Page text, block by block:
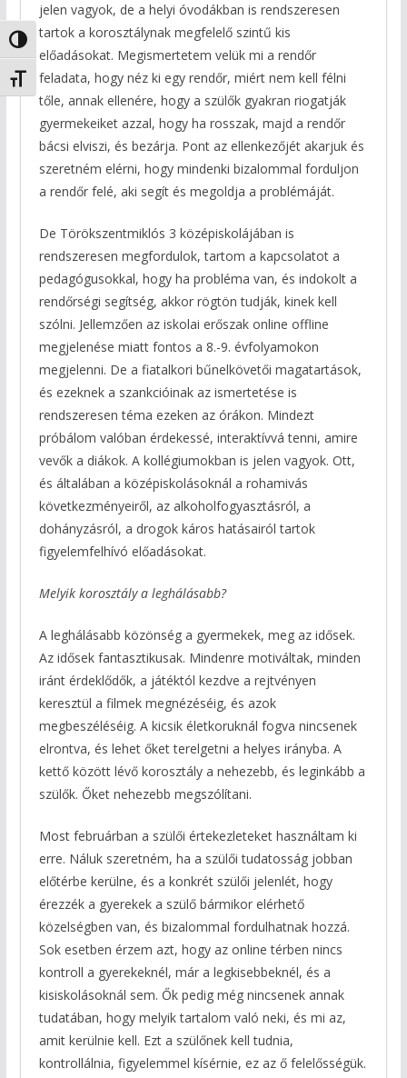
Nagy kontraszt váltása
Betűméret váltása
jelen vagyok, de a helyi óvodákban is rendszeresen
tartok a korosztálynak megfelelő szintű kis
előadásokat. Megismertetem velük mi a rendőr
feladata, hogy néz ki egy rendőr, miért nem kell félni
tőle, annak ellenére, hogy a szülők gyakran riogatják
gyermekeiket azzal, hogy ha rosszak, majd a rendőr
bácsi elviszi, és bezárja. Pont az ellenkezőjét akarjuk és
szeretném elérni, hogy mindenki bizalommal forduljon
a rendőr felé, aki segít és megoldja a problémáját.
De Törökszentmiklós 3 középiskolájában is
rendszeresen megfordulok, tartom a kapcsolatot a
pedagógusokkal, hogy ha probléma van, és indokolt a
rendőrségi segítség, akkor rögtön tudják, kinek kell
szólni. Jellemzően az iskolai erőszak online offline
megjelenése miatt fontos a 8.-9. évfolyamokon
megjelenni. De a fiatalkori bűnelkövetői magatartások,
és ezeknek a szankcióinak az ismertetése is
rendszeresen téma ezeken az órákon. Mindezt
próbálom valóban érdekessé, interaktívvá tenni, amire
vevők a diákok. A kollégiumokban is jelen vagyok. Ott,
és általában a középiskolásoknál a rohamivás
következményeiről, az alkoholfogyasztásról, a
dohányzásról, a drogok káros hatásairól tartok
figyelemfelhívó előadásokat.
Melyik korosztály a leghálásabb?
A leghálásabb közönség a gyermekek, meg az idősek.
Az idősek fantasztikusak. Mindenre motiváltak, minden
iránt érdeklődők, a játéktól kezdve a rejtvényen
keresztül a filmek megnézéséig, és azok
megbeszéléséig. A kicsik életkoruknál fogva nincsenek
elrontva, és lehet őket terelgetni a helyes irányba. A
kettő között lévő korosztály a nehezebb, és leginkább a
szülők. Őket nehezebb megszólítani.
Most februárban a szülői értekezleteket használtam ki
erre. Náluk szeretném, ha a szülői tudatosság jobban
előtérbe kerülne, és a konkrét szülői jelenlét, hogy
érezzék a gyerekek a szülő bármikor elérhető
közelségben van, és bizalommal fordulhatnak hozzá.
Sok esetben érzem azt, hogy az online térben nincs
kontroll a gyerekeknél, már a legkisebbeknél, és a
kisiskolásoknál sem. Ők pedig még nincsenek annak
tudatában, hogy melyik tartalom való neki, és mi az,
amit kerülnie kell. Ezt a szülőnek kell tudnia,
kontrollálnia, figyelemmel kísérnie, ez az ő felelősségük.